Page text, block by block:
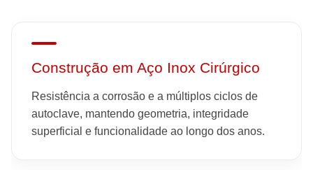
Construção em Aço Inox Cirúrgico
Resistência a corrosão e a múltiplos ciclos de
autoclave, mantendo geometria, integridade
superficial e funcionalidade ao longo dos anos.